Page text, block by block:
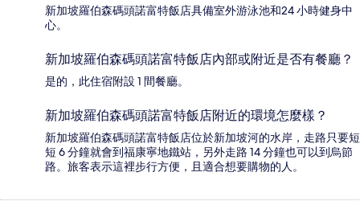
新加坡羅伯森碼頭諾富特飯店具備室外游泳池和24 小時健身中
心。
新加坡羅伯森碼頭諾富特飯店內部或附近是否有餐廳？
是的，此住宿附設 1 間餐廳。
新加坡羅伯森碼頭諾富特飯店附近的環境怎麼樣？
新加坡羅伯森碼頭諾富特飯店位於新加坡河的水岸，走路只要短
短 6 分鐘就會到福康寧地鐵站，另外走路 14 分鐘也可以到烏節
路。旅客表示這裡步行方便，且適合想要購物的人。